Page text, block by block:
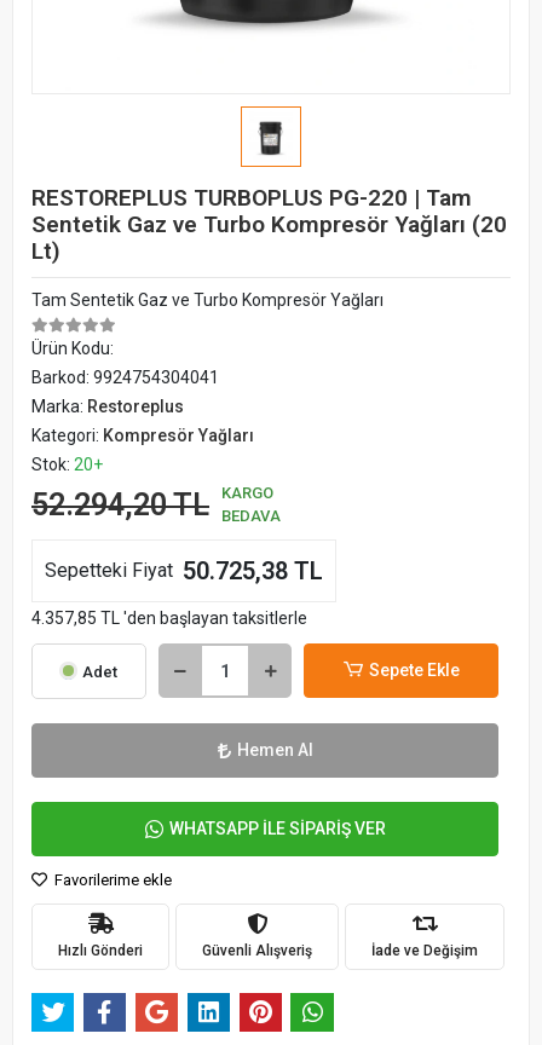
RESTOREPLUS TURBOPLUS PG-220 | Tam
Sentetik Gaz ve Turbo Kompresör Yağları (20
Lt)
Tam Sentetik Gaz ve Turbo Kompresör Yağları
Ürün Kodu:
Barkod: 9924754304041
Marka: Restoreplus
Kategori: Kompresör Yağları
Stok: 20+
52.294,20 TL
KARGO
BEDAVA
Sepetteki Fiyat 50.725,38 TL
4.357,85 TL 'den başlayan taksitlerle
Adet Sepete Ekle
Hemen Al
WHATSAPP İLE SİPARİŞ VER
Favorilerime ekle
Hızlı Gönderi Güvenli Alışveriş İade ve Değişim